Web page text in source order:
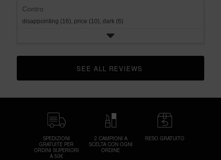
Contro
disappointing (16), price (10), dark (6)
CLICK TO GO TO ALL REVIEWS
SPEDIZIONI
GRATUITE PER
ORDINI SUPERIORI
A 50€
2 CAMPIONI A
SCELTA CON OGNI
ORDINE
RESO GRATUITO